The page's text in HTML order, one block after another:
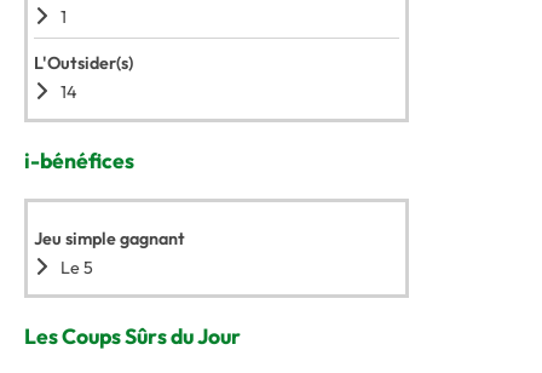
1
L'Outsider(s)
14
i-bénéfices
Jeu simple gagnant
Le 5
Les Coups Sûrs du Jour